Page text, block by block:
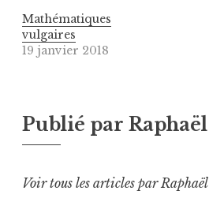
Mathématiques
vulgaires
19 janvier 2018
Publié par Raphaël
Voir tous les articles par Raphaël